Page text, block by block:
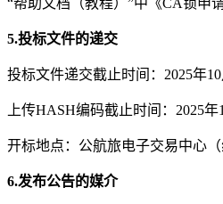
“帮助文档（教程）”中《CA锁申
5.投标文件的递交
投标文件递交截止时间： 2025年
上传HASH编码截止时间： 2025年
开标地点：公航旅电子交易中心
6.发布公告的媒介